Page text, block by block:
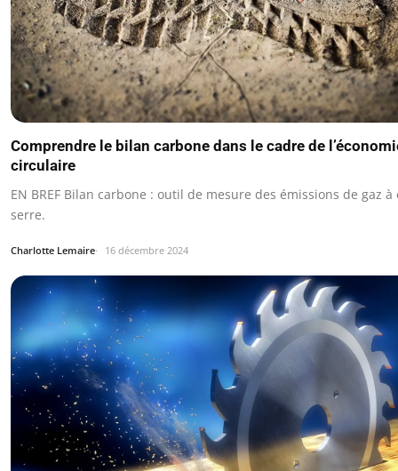
Comprendre le bilan carbone dans le cadre de
circulaire
EN BREF Bilan carbone : outil de mesure des émissions de gaz à
serre.
Charlotte Lemaire 16 décembre 2024